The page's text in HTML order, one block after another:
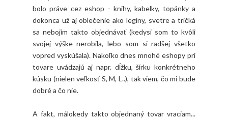
bolo práve cez eshop - knihy, kabelky, topánky a
dokonca už aj oblečenie ako legíny, svetre a tričká
sa nebojím takto objednávať (kedysi som to kvôli
svojej výške nerobila, lebo som si radšej všetko
vopred vyskúšala). Nakoľko dnes mnohé eshopy pri
tovare uvádzajú aj napr. dĺžku, šírku konkrétneho
kúsku (nielen veľkosť S, M, L..), tak viem, čo mi bude
dobré a čo nie.
A fakt, málokedy takto objednaný tovar vraciam...